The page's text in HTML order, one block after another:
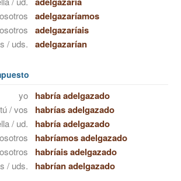
adelgazaríamos
adelgazaríais
/ uds. adelgazarían
yo habría adelgazado
tú / vos habrías adelgazado
/ ud. habría adelgazado
habríamos adelgazado
habríais adelgazado
/ uds. habrían adelgazado